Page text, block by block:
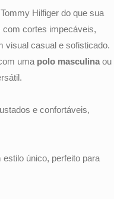
Hilfiger do que sua
com cortes impecáveis,
visual casual e sofisticado.
uma polo masculina ou
e confortáveis,
único, perfeito para